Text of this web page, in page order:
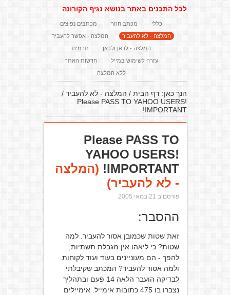
לכל התכנים באתר בנושא נגיף הקורונה
כללי מכתב חוזר
מכתבים נפוצים
המלצה - לא להעביר
המלצה - אפשר להעביר
המלצה - לכאן ולכאן
תרמית
עזרה לשימוש במייל
חדשות האתר
ללא המלצה
הנך כאן:דף הבית / המלצה - לא להעביר /
Please PASS TO YAHOO USERS!
IMPORTANT!
Please PASS TO
YAHOO USERS!
IMPORTANT!
(המלצה
- לא להעביר)
פורסם ב 21 במאי 2005
ההסבר:
זאת שטות שכמובן אסור להעביר. למה
שטות? כי ליאהו אין מגבלת תשתיות,
להפך - הם מעוניינים בעוד ועוד לקוחות.
ולמה אסור להעביר? המכתב שקיבלתי
לבדיקה הועבר הלאה 14 פעם ובתהליך
נצברו בו 475 כתובות אימייל. אימיילים